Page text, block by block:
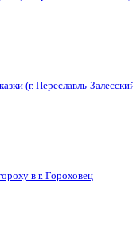
(г. Переславль-
в г. Гороховец